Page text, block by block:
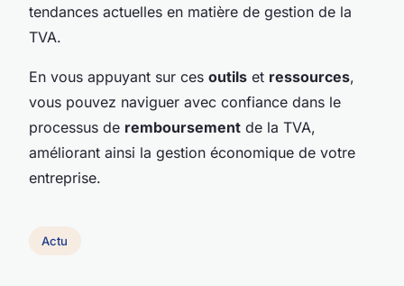
tendances actuelles en matière de gestion de la
TVA.
En vous appuyant sur ces outils et ressources,
vous pouvez naviguer avec confiance dans le
processus de remboursement de la TVA,
améliorant ainsi la gestion économique de votre
entreprise.
Actu